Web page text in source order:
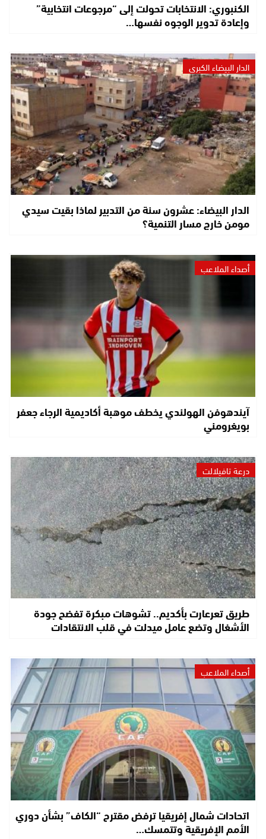
الكنبوري: الانتخابات تحولت إلى “مرجوعات انتخابية”
وإعادة تدوير الوجوه نفسها…
الدار البيضاء الكبرى
الدار البيضاء: عشرون سنة من التدبير لماذا بقيت سيدي
مومن خارج مسار التنمية؟
أصداء الملاعب
آيندهوفن الهولندي يخطف موهبة أكاديمية الرجاء جعفر
بويغرومني
درعة تافيلالت
طريق تعرعارت بأكديم.. تشوهات مبكرة تفضح جودة
الأشغال وتضع عامل ميدلت في قلب الانتقادات
أصداء الملاعب
اتحادات شمال إفريقيا ترفض مقترح “الكاف” بشأن دوري
الأمم الإفريقية وتتمسك…